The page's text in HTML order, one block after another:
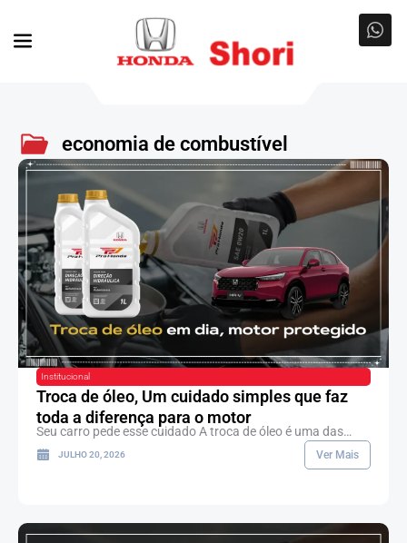
economia de combustível
Institucional
Troca de óleo, Um cuidado simples que faz
toda a diferença para o motor
Seu carro pede esse cuidado A troca de óleo é uma das…
JULHO 20, 2026 Ver Mais